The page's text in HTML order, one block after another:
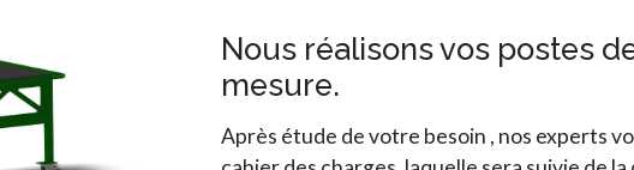
Nous réalisons vos postes
mesure.
Après étude de votre besoin , nos experts